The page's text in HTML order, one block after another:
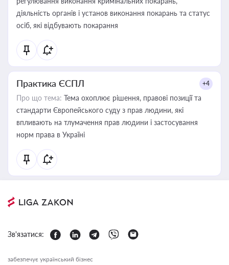
діяльність органів і установ виконання покарань та статус
осіб, які відбувають покарання
Практика ЄСПЛ +4
Про що тема: Тема охоплює рішення, правові позиції та
стандарти Європейського суду з прав людини, які
впливають на тлумачення прав людини і застосування
норм права в Україні
Зв'язатися:
забезпечує український бізнес